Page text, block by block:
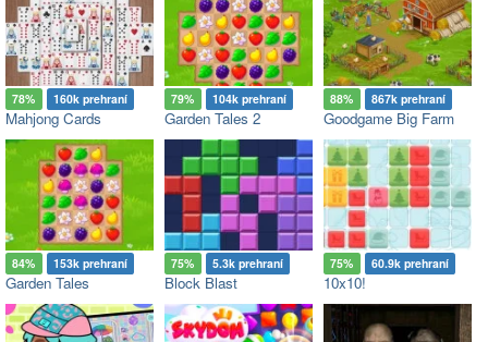
78% 160k prehraní
Mahjong Cards
79% 104k prehraní
Garden Tales 2
88% 867k prehraní
Goodgame Big Farm
84% 153k prehraní
Garden Tales
75% 5.3k prehraní
Block Blast
75% 60.9k prehraní
10x10!